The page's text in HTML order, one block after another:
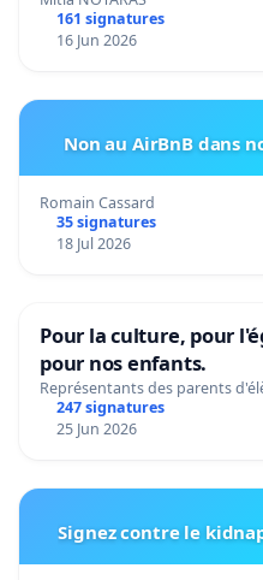
161 signatures
16 Jun 2026
Non au AirBnB dans
Romain Cassard
35 signatures
18 Jul 2026
Pour la culture, pour
pour nos enfants.
Représentants des parents
247 signatures
25 Jun 2026
Signez contre le